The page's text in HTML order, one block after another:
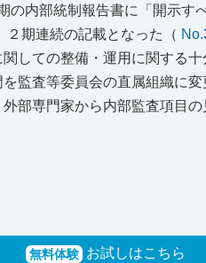
の内部統制報告書に「開示す
期連続の記載となった（
しての整備・運用に関する十
監査等委員会の直属組織に
部専門家から内部監査項目
無料体験 お試しはこちら